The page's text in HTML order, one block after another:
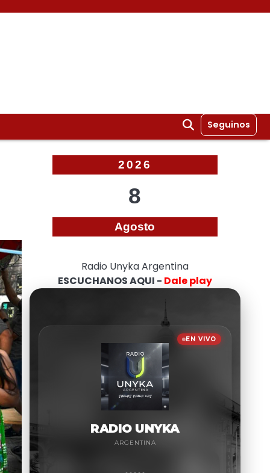
Seguinos
2026
8
Agosto
Radio Unyka Argentina
ESCUCHANOS AQUI - Dale play